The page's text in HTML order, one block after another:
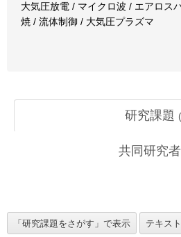
大気圧放電 / マイクロ波 / エアロス
焼 / 流体制御 / 大気圧プラズマ
研究課題 (
共同研究者